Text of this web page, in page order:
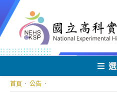
轉
至
要
容
首頁 · 公告 ·